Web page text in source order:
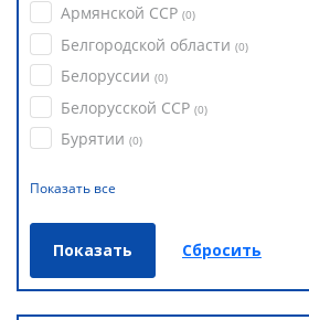
Армянской ССР (0)
Белгородской области (0)
Белоруссии (0)
Белорусской ССР (0)
Бурятии (0)
Показать все